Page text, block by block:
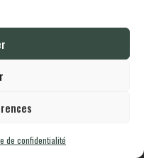
de confidentialité
Français